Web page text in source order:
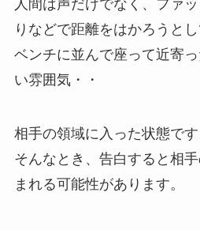
人間は声だけでなく、ファ
りなどで距離をはかろうとし
ベンチに並んで座って近寄
い雰囲気・・
相手の領域に入った状態です
そんなとき、告白すると相
まれる可能性があります。